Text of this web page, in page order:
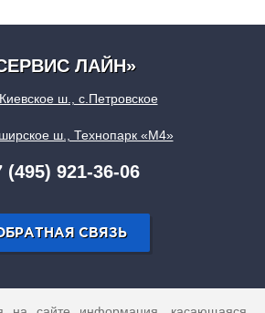
ЛАЙН»
ш., с.Петровское
ш., Технопарк «М4»
(495) 921-36-06
СВЯЗЬ